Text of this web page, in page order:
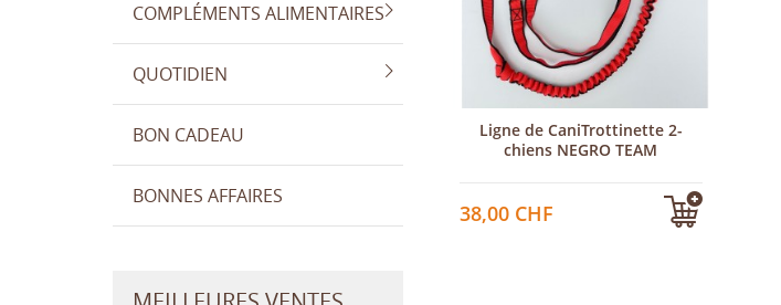
COMPLÉMENTS ALIMENTAIRES
QUOTIDIEN
BON CADEAU
BONNES AFFAIRES
Ligne de CaniTrottinette 2-
chiens NEGRO TEAM
38,00 CHF